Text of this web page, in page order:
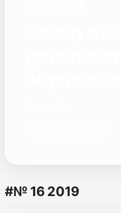
#№ 16 2019